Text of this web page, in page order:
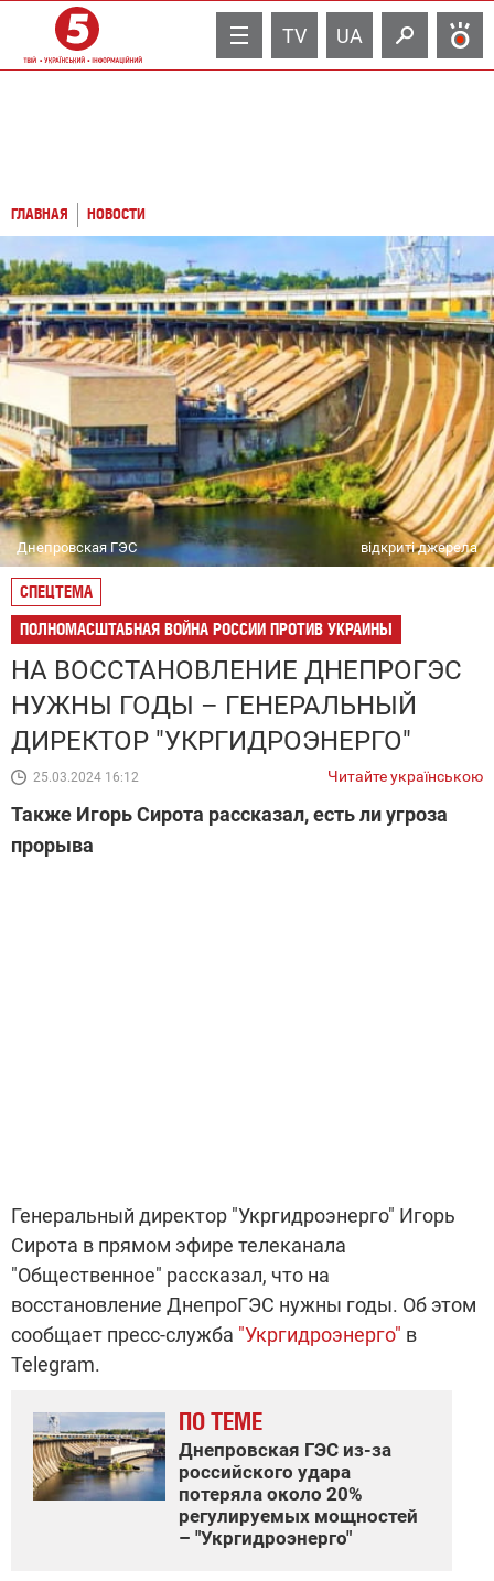
TV UA
ГЛАВНАЯ НОВОСТИ
Днепровская ГЭС відкриті джерела
СПЕЦТЕМА
ПОЛНОМАСШТАБНАЯ ВОЙНА РОССИИ ПРОТИВ УКРАИНЫ
НА ВОССТАНОВЛЕНИЕ ДНЕПРОГЭС
НУЖНЫ ГОДЫ – ГЕНЕРАЛЬНЫЙ
ДИРЕКТОР "УКРГИДРОЭНЕРГО"
25.03.2024 16:12 Читайте українською
Также Игорь Сирота рассказал, есть ли угроза
прорыва
Генеральный директор "Укргидроэнерго" Игорь
Сирота в прямом эфире телеканала
"Общественное" рассказал, что на
восстановление ДнепроГЭС нужны годы. Об этом
сообщает пресс-служба "Укргидроэнерго" в
Telegram.
ПО ТЕМЕ
Днепровская ГЭС из-за
российского удара
потеряла около 20%
регулируемых мощностей
– "Укргидроэнерго"